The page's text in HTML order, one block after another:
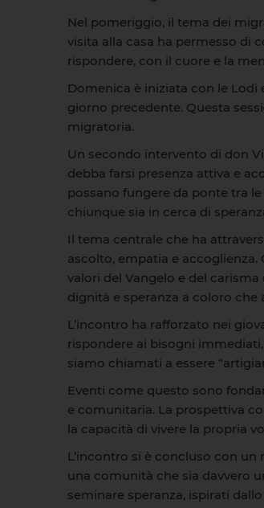
Nel pomeriggio, il tema dei
visita alla casa ha permesso di
rispondere, con il cuore e la
Domenica è iniziata con le
giorno precedente. Questa
migratoria.
Un secondo intervento di don
debba farsi presenza attiva e
possano fungere da ponte tra
chiunque sia in cerca di
Il tema centrale che ha
ascolto, empatia e
valori del Vangelo e del
dignità e speranza a coloro che
L’incontro ha rafforzato nei
rispondere ai bisogni
siamo chiamati a essere
Eventi come questo sono
e comunitaria. La prospettiva
la capacità di vivere la propria
L’incontro si è concluso con
una comunità che sia davvero
seminare speranza, ispirati